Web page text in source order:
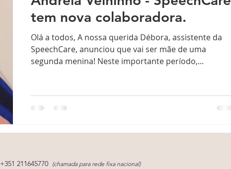
tem nova colaboradora.
Olá a todos, A nossa querida Débora, assistente da
SpeechCare, anunciou que vai ser mãe de uma
segunda menina! Neste importante período,...
+351 211645770 (chamada para rede fixa nacional)